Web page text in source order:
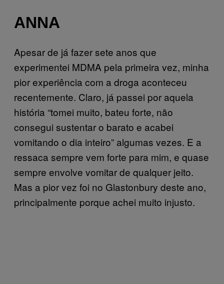
ANNA
Apesar de já fazer sete anos que
experimentei MDMA pela primeira vez, minha
pior experiência com a droga aconteceu
recentemente. Claro, já passei por aquela
história “tomei muito, bateu forte, não
consegui sustentar o barato e acabei
vomitando o dia inteiro” algumas vezes. E a
ressaca sempre vem forte para mim, e quase
sempre envolve vomitar de qualquer jeito.
Mas a pior vez foi no Glastonbury deste ano,
principalmente porque achei muito injusto.